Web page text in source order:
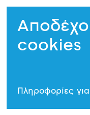
cookies
Πληροφορίες